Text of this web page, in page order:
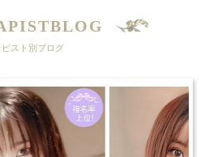
ピスト別ブログ